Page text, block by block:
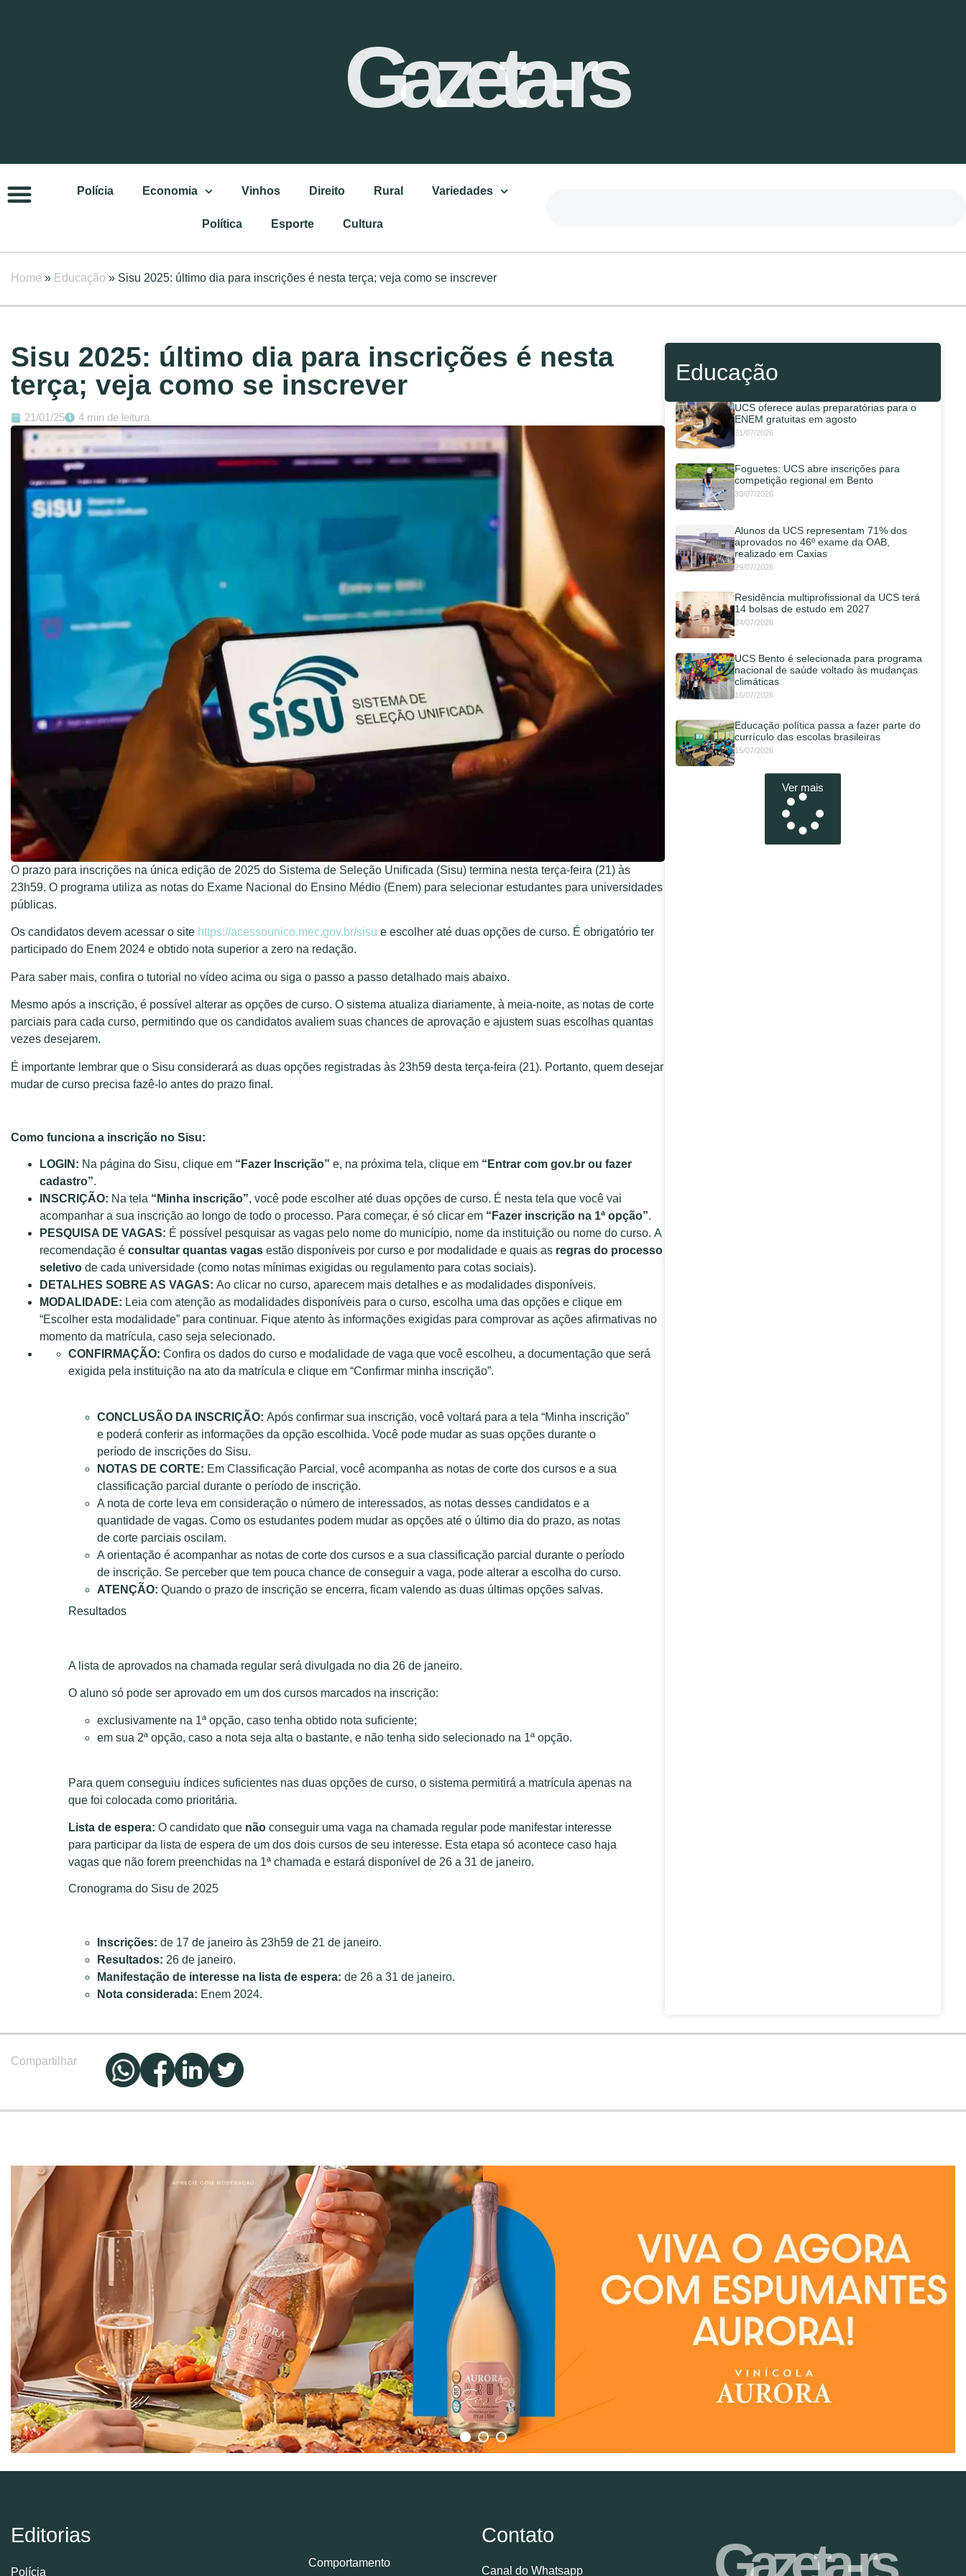
Gazeta-rs
Polícia Economia Vinhos Direito Rural Variedades
Política Esporte Cultura
Home » Educação » Sisu 2025: último dia para inscrições é nesta terça; veja como se inscrever
Sisu 2025: último dia para inscrições é nesta
terça; veja como se inscrever
21/01/25 4 min de leitura
O prazo para inscrições na única edição de 2025 do Sistema de Seleção Unificada (Sisu) termina nesta terça-feira (21) às
23h59. O programa utiliza as notas do Exame Nacional do Ensino Médio (Enem) para selecionar estudantes para universidades
públicas.
Os candidatos devem acessar o site https://acessounico.mec.gov.br/sisu e escolher até duas opções de curso. É obrigatório ter
participado do Enem 2024 e obtido nota superior a zero na redação.
Para saber mais, confira o tutorial no vídeo acima ou siga o passo a passo detalhado mais abaixo.
Mesmo após a inscrição, é possível alterar as opções de curso. O sistema atualiza diariamente, à meia-noite, as notas de corte
parciais para cada curso, permitindo que os candidatos avaliem suas chances de aprovação e ajustem suas escolhas quantas
vezes desejarem.
É importante lembrar que o Sisu considerará as duas opções registradas às 23h59 desta terça-feira (21). Portanto, quem desejar
mudar de curso precisa fazê-lo antes do prazo final.
Como funciona a inscrição no Sisu:
LOGIN: Na página do Sisu, clique em “Fazer Inscrição” e, na próxima tela, clique em “Entrar com gov.br ou fazer
cadastro”.
INSCRIÇÃO: Na tela “Minha inscrição”, você pode escolher até duas opções de curso. É nesta tela que você vai
acompanhar a sua inscrição ao longo de todo o processo. Para começar, é só clicar em “Fazer inscrição na 1ª opção”.
PESQUISA DE VAGAS: É possível pesquisar as vagas pelo nome do município, nome da instituição ou nome do curso. A
recomendação é consultar quantas vagas estão disponíveis por curso e por modalidade e quais as regras do processo
seletivo de cada universidade (como notas mínimas exigidas ou regulamento para cotas sociais).
DETALHES SOBRE AS VAGAS: Ao clicar no curso, aparecem mais detalhes e as modalidades disponíveis.
MODALIDADE: Leia com atenção as modalidades disponíveis para o curso, escolha uma das opções e clique em
“Escolher esta modalidade” para continuar. Fique atento às informações exigidas para comprovar as ações afirmativas no
momento da matrícula, caso seja selecionado.
CONFIRMAÇÃO: Confira os dados do curso e modalidade de vaga que você escolheu, a documentação que será
exigida pela instituição na ato da matrícula e clique em “Confirmar minha inscrição”.
CONCLUSÃO DA INSCRIÇÃO: Após confirmar sua inscrição, você voltará para a tela “Minha inscrição”
e poderá conferir as informações da opção escolhida. Você pode mudar as suas opções durante o
período de inscrições do Sisu.
NOTAS DE CORTE: Em Classificação Parcial, você acompanha as notas de corte dos cursos e a sua
classificação parcial durante o período de inscrição.
A nota de corte leva em consideração o número de interessados, as notas desses candidatos e a
quantidade de vagas. Como os estudantes podem mudar as opções até o último dia do prazo, as notas
de corte parciais oscilam.
A orientação é acompanhar as notas de corte dos cursos e a sua classificação parcial durante o período
de inscrição. Se perceber que tem pouca chance de conseguir a vaga, pode alterar a escolha do curso.
ATENÇÃO: Quando o prazo de inscrição se encerra, ficam valendo as duas últimas opções salvas.
Resultados
A lista de aprovados na chamada regular será divulgada no dia 26 de janeiro.
O aluno só pode ser aprovado em um dos cursos marcados na inscrição:
exclusivamente na 1ª opção, caso tenha obtido nota suficiente;
em sua 2ª opção, caso a nota seja alta o bastante, e não tenha sido selecionado na 1ª opção.
Para quem conseguiu índices suficientes nas duas opções de curso, o sistema permitirá a matrícula apenas na
que foi colocada como prioritária.
Lista de espera: O candidato que não conseguir uma vaga na chamada regular pode manifestar interesse
para participar da lista de espera de um dos dois cursos de seu interesse. Esta etapa só acontece caso haja
vagas que não forem preenchidas na 1ª chamada e estará disponível de 26 a 31 de janeiro.
Cronograma do Sisu de 2025
Inscrições: de 17 de janeiro às 23h59 de 21 de janeiro.
Resultados: 26 de janeiro.
Manifestação de interesse na lista de espera: de 26 a 31 de janeiro.
Nota considerada: Enem 2024.
Educação
UCS oferece aulas preparatórias para o
ENEM gratuitas em agosto
31/07/2026
Foguetes: UCS abre inscrições para
competição regional em Bento
30/07/2026
Alunos da UCS representam 71% dos
aprovados no 46º exame da OAB,
realizado em Caxias
29/07/2026
Residência multiprofissional da UCS terá
14 bolsas de estudo em 2027
24/07/2026
UCS Bento é selecionada para programa
nacional de saúde voltado às mudanças
climáticas
16/07/2026
Educação política passa a fazer parte do
currículo das escolas brasileiras
15/07/2026
Ver mais
Compartilhar
Editorias
Polícia
Comportamento
Contato
Canal do Whatsapp